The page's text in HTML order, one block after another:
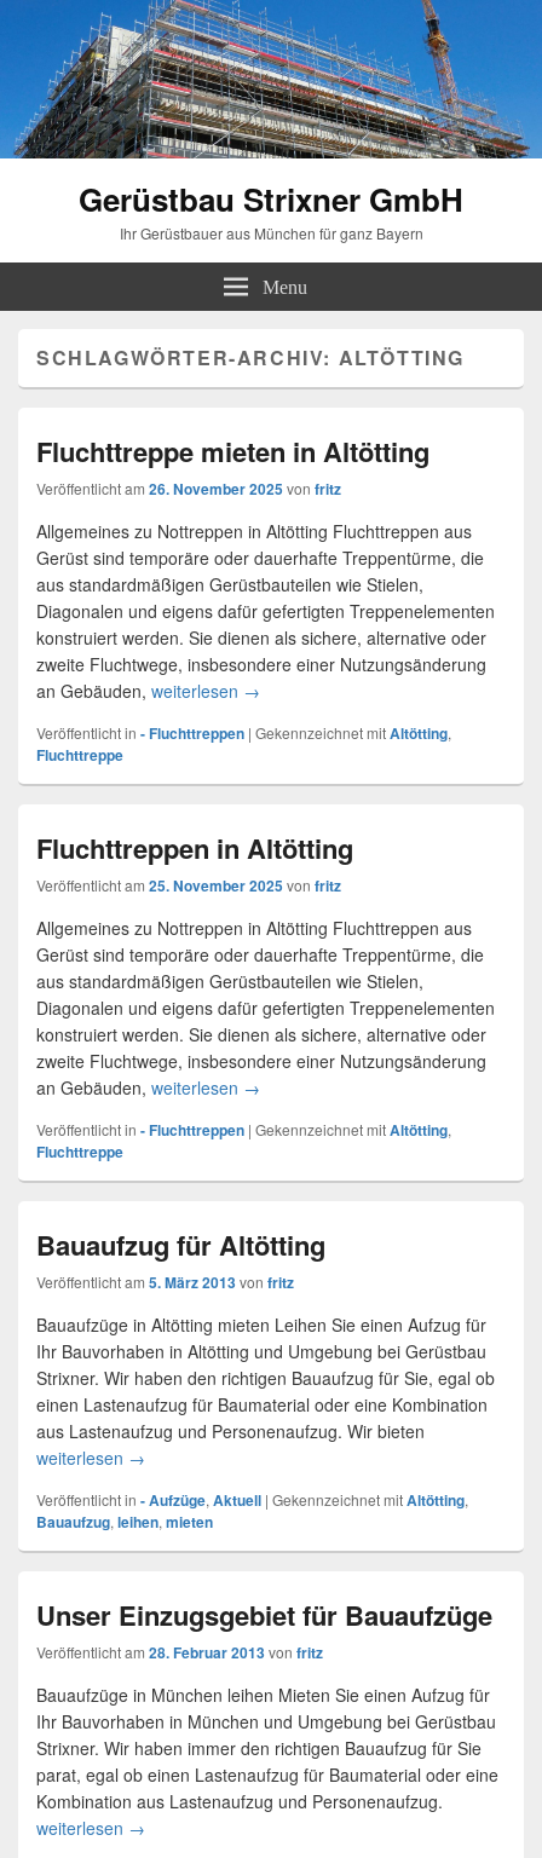
Gerüstbau Strixner GmbH
Ihr Gerüstbauer aus München für ganz Bayern
Menu
SCHLAGWÖRTER-ARCHIV: ALTÖTTING
Fluchttreppe mieten in Altötting
Veröffentlicht am 26. November 2025von fritz
Allgemeines zu Nottreppen in Altötting Fluchttreppen aus
Gerüst sind temporäre oder dauerhafte Treppentürme, die
aus standardmäßigen Gerüstbauteilen wie Stielen,
Diagonalen und eigens dafür gefertigten Treppenelementen
konstruiert werden. Sie dienen als sichere, alternative oder
zweite Fluchtwege, insbesondere einer Nutzungsänderung
an Gebäuden, weiterlesen Fluchttreppe mieten in Altötting
→
Veröffentlicht in - Fluchttreppen | Gekennzeichnet mitAltötting,
Fluchttreppe
Fluchttreppen in Altötting
Veröffentlicht am 25. November 2025von fritz
Allgemeines zu Nottreppen in Altötting Fluchttreppen aus
Gerüst sind temporäre oder dauerhafte Treppentürme, die
aus standardmäßigen Gerüstbauteilen wie Stielen,
Diagonalen und eigens dafür gefertigten Treppenelementen
konstruiert werden. Sie dienen als sichere, alternative oder
zweite Fluchtwege, insbesondere einer Nutzungsänderung
an Gebäuden, weiterlesen Fluchttreppen in Altötting
→
Veröffentlicht in - Fluchttreppen | Gekennzeichnet mitAltötting,
Fluchttreppe
Bauaufzug für Altötting
Veröffentlicht am 5. März 2013von fritz
Bauaufzüge in Altötting mieten Leihen Sie einen Aufzug für
Ihr Bauvorhaben in Altötting und Umgebung bei Gerüstbau
Strixner. Wir haben den richtigen Bauaufzug für Sie, egal ob
einen Lastenaufzug für Baumaterial oder eine Kombination
aus Lastenaufzug und Personenaufzug. Wir bieten
weiterlesen Bauaufzug für Altötting
→
Veröffentlicht in - Aufzüge, Aktuell | Gekennzeichnet mitAltötting,
Bauaufzug, leihen, mieten
Unser Einzugsgebiet für Bauaufzüge
Veröffentlicht am 28. Februar 2013von fritz
Bauaufzüge in München leihen Mieten Sie einen Aufzug für
Ihr Bauvorhaben in München und Umgebung bei Gerüstbau
Strixner. Wir haben immer den richtigen Bauaufzug für Sie
parat, egal ob einen Lastenaufzug für Baumaterial oder eine
Kombination aus Lastenaufzug und Personenaufzug.
weiterlesen Unser Einzugsgebiet für Bauaufzüge
→